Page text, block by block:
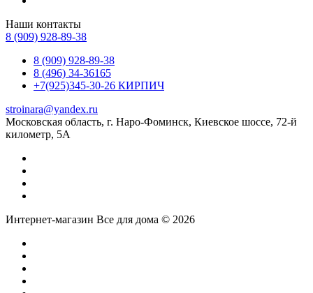
Наши контакты
8 (909) 928-89-38
8 (909) 928-89-38
8 (496) 34-36165
+7(925)345-30-26 КИРПИЧ
stroinara@yandex.ru
Московская область, г. Наро-Фоминск, Киевское шоссе, 72-й
километр, 5А
Интернет-магазин Все для дома © 2026